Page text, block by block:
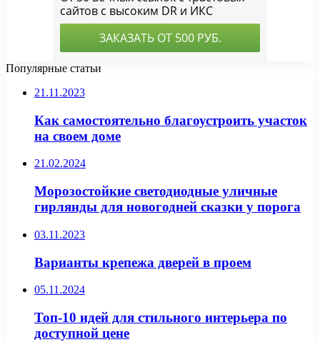
Популярные статьи
21.11.2023
Как самостоятельно благоустроить участок
на своем доме
21.02.2024
Морозостойкие светодиодные уличные
гирлянды для новогодней сказки у порога
03.11.2023
Варианты крепежа дверей в проем
05.11.2024
Топ-10 идей для стильного интерьера по
доступной цене